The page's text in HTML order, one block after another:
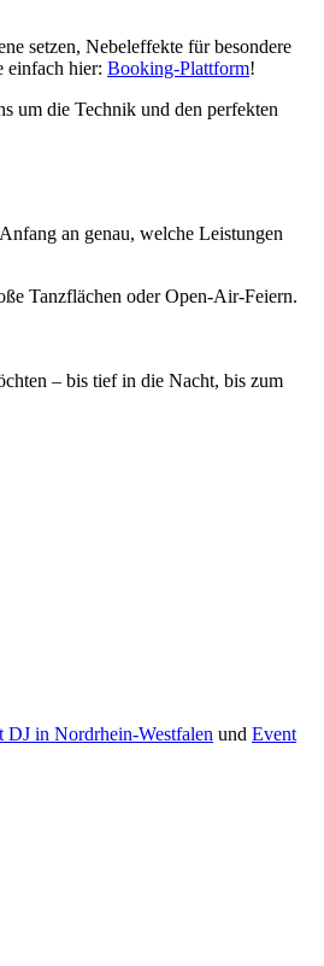
setzen, Nebeleffekte für besondere
einfach hier: Booking-Plattform!
um die Technik und den perfekten
an genau, welche Leistungen
Tanzflächen oder Open-Air-Feiern.
– bis tief in die Nacht, bis zum
DJ in Nordrhein-Westfalen und Event